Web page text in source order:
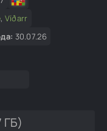
, Víðarr
30.07.26
ГБ)